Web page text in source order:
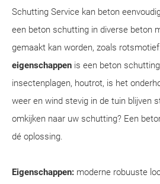
Schutting Service kan beton
een beton schutting in diverse beton
gemaakt kan worden, zoals
eigenschappen is een beton
insectenplagen, houtrot, is het
weer en wind stevig in de tuin blijven
omkijken naar uw schutting? Een
dé oplossing.
Eigenschappen: moderne robuuste